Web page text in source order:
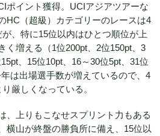
ポイント獲得。UCIアジアツアーな
HC（超級）カテゴリーのレースは4
、特に15位以内はひとつ順位が上
く増える（1位200pt、2位150pt、3
、15位10pt、16～30位5pt、31位
は出場選手数が増えているので、4
厳しくなっている。
、上りもこなせスプリント力もある
横山が終盤の勝負所に備え、15位以